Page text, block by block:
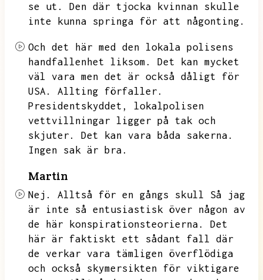
se ut.
Den där tjocka kvinnan skulle
inte kunna springa för att någonting.
Och det här med den lokala polisens
handfallenhet liksom.
Det kan mycket
väl vara men det är också dåligt för
USA.
Allting förfaller.
Presidentskyddet,
lokalpolisen
vettvillningar ligger på tak och
skjuter.
Det kan vara båda sakerna.
Ingen sak är bra.
Martin
Nej. Alltså för en gångs skull
Så jag
är inte så entusiastisk över någon av
de här konspirationsteorierna.
Det
här är faktiskt ett sådant fall där
de verkar vara tämligen överflödiga
och också skymersikten för viktigare